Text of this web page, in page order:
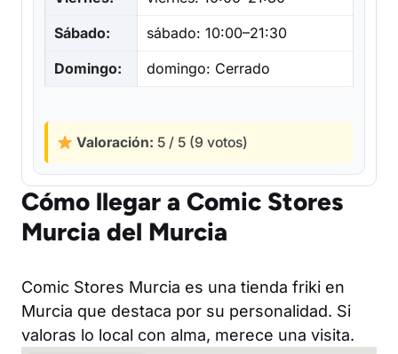
Sábado:
sábado: 10:00–21:30
Domingo:
domingo: Cerrado
Valoración: 5 / 5 (9 votos)
Cómo llegar a Comic Stores
Murcia del Murcia
Comic Stores Murcia es una tienda friki en
Murcia que destaca por su personalidad. Si
valoras lo local con alma, merece una visita.